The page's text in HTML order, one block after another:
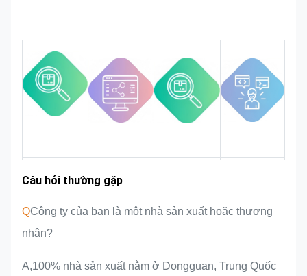
Chúng tôi sẽ theo dõi và kiểm soát
chất lượng trong toàn bộ quy trình
đảm bảo nó đáp ứng các yêu cầu
chất lượng nghiêm ngặt.
Kinh nghiệm
Khu vực thị
trường
Câu hỏi thường gặp
QCông ty của bạn là một nhà sản xuất hoặc thương
nhân?
A,100% nhà sản xuất nằm ở Dongguan, Trung Quốc